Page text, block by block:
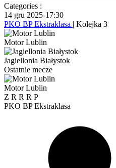
Categories :
14 gru 2025-17:30
PKO BP Ekstraklasa | Kolejka 3
Motor Lublin
Jagiellonia Białystok
Ostatnie mecze
Motor Lublin
Z R R R P
PKO BP Ekstraklasa